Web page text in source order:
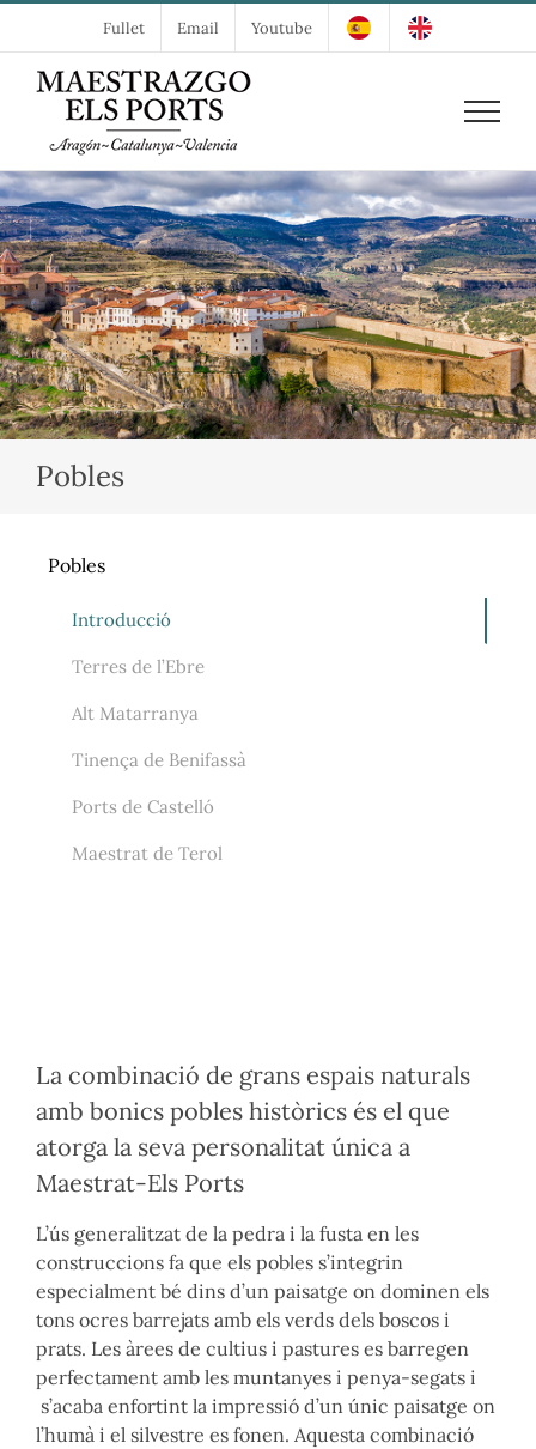
content
Fullet Email Youtube
Pobles
La combinació de grans espais naturals
amb bonics pobles històrics és el que
atorga la seva personalitat única a
Maestrat-Els Ports
L’ús generalitzat de la pedra i la fusta en les
construccions fa que els pobles s’integrin
especialment bé dins d’un paisatge on dominen els
tons ocres barrejats amb els verds dels boscos i
prats. Les àrees de cultius i pastures es barregen
perfectament amb les muntanyes i penya-segats i
s’acaba enfortint la impressió d’un únic paisatge on
l’humà i el silvestre es fonen. Aquesta combinació
Pobles
Introducció
Terres de l’Ebre
Alt Matarranya
Tinença de Benifassà
Ports de Castelló
Maestrat de Terol